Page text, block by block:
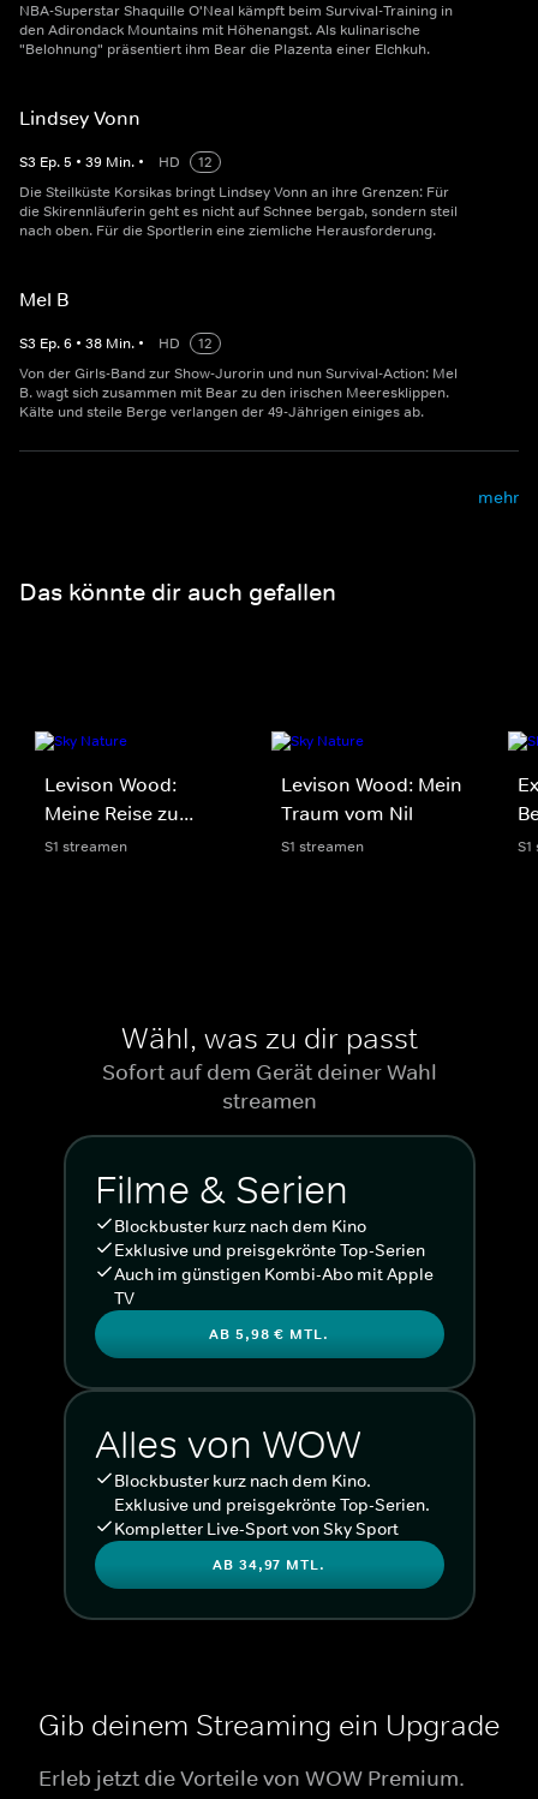
NBA-Superstar Shaquille O'Neal kämpft beim Survival-Training in
den Adirondack Mountains mit Höhenangst. Als kulinarische
"Belohnung" präsentiert ihm Bear die Plazenta einer Elchkuh.
Lindsey Vonn
S3 Ep.5 • 39 Min. • HD
12
Die Steilküste Korsikas bringt Lindsey Vonn an ihre Grenzen: Für
die Skirennläuferin geht es nicht auf Schnee bergab, sondern steil
nach oben. Für die Sportlerin eine ziemliche Herausforderung.
Mel B
S3 Ep.6 • 38 Min. • HD
12
Von der Girls-Band zur Show-Jurorin und nun Survival-Action: Mel
B. wagt sich zusammen mit Bear zu den irischen Meeresklippen.
Kälte und steile Berge verlangen der 49-Jährigen einiges ab.
mehr
Das könnte dir auch gefallen
Levison Wood:
Meine Reise zu...
S1 streamen
Levison Wood: Mein
Traum vom Nil
S1 streamen
Wähl, was zu dir passt
Sofort auf dem Gerät deiner Wahl
streamen
Filme & Serien
Blockbuster kurz nach dem Kino
Exklusive und preisgekrönte Top-Serien
Auch im günstigen Kombi-Abo mit Apple
TV
AB 5,98 € MTL.
Alles von WOW
Blockbuster kurz nach dem Kino.
Exklusive und preisgekrönte Top-Serien.
Kompletter Live-Sport von Sky Sport
AB 34,97 MTL.
Gib deinem Streaming ein Upgrade
Erleb jetzt die Vorteile von WOW Premium.